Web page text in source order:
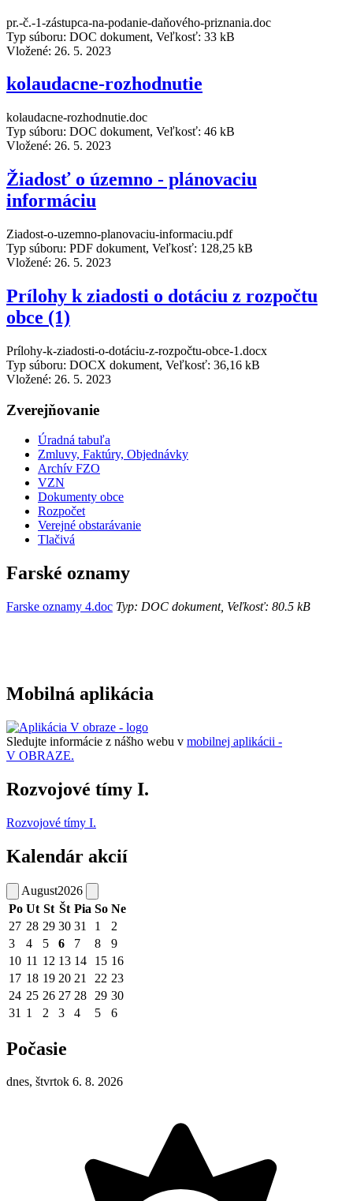
pr.-č.-1-zástupca-na-podanie-daňového-priznania.doc
Typ súboru: DOC dokument, Veľkosť: 33 kB
Vložené: 26. 5. 2023
kolaudacne-rozhodnutie
kolaudacne-rozhodnutie.doc
Typ súboru: DOC dokument, Veľkosť: 46 kB
Vložené: 26. 5. 2023
Žiadosť o územno - plánovaciu
informáciu
Ziadost-o-uzemno-planovaciu-informaciu.pdf
Typ súboru: PDF dokument, Veľkosť: 128,25 kB
Vložené: 26. 5. 2023
Prílohy k ziadosti o dotáciu z rozpočtu
obce (1)
Prílohy-k-ziadosti-o-dotáciu-z-rozpočtu-obce-1.docx
Typ súboru: DOCX dokument, Veľkosť: 36,16 kB
Vložené: 26. 5. 2023
Zverejňovanie
Úradná tabuľa
Zmluvy, Faktúry, Objednávky
Archív FZO
VZN
Dokumenty obce
Rozpočet
Verejné obstarávanie
Tlačivá
Farské oznamy
Farske oznamy 4.doc Typ: DOC dokument, Veľkosť: 80.5 kB
Mobilná aplikácia
Sledujte informácie z nášho webu v mobilnej aplikácii -
V OBRAZE.
Rozvojové tímy I.
Rozvojové tímy I.
Kalendár akcií
August2026
Po Ut St Št Pia So Ne
27 28 29 30 31 1
2
3
4 5 6 7 8
9
10 11 12 13 14 15 16
17 18 19 20 21 22 23
24 25 26 27 28 29 30
31 1 2 3 4 5 6
Počasie
dnes, štvrtok 6. 8. 2026